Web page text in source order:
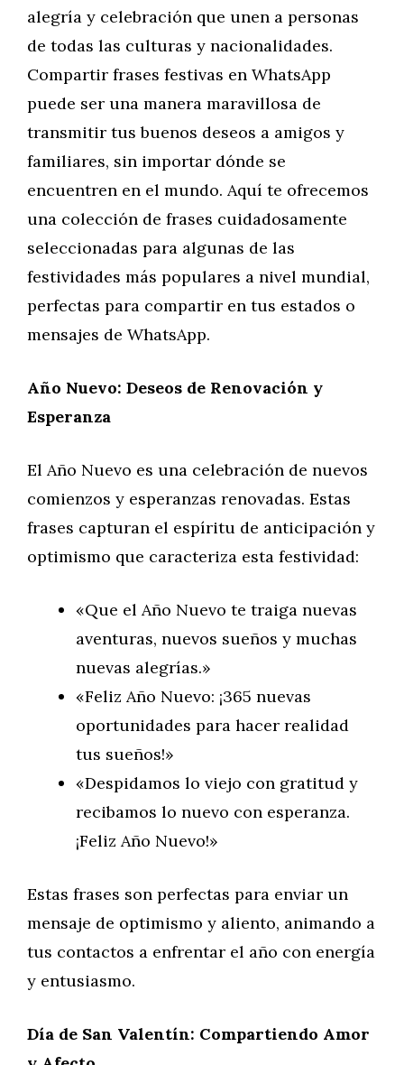
alegría y celebración que unen a personas
de todas las culturas y nacionalidades.
Compartir frases festivas en WhatsApp
puede ser una manera maravillosa de
transmitir tus buenos deseos a amigos y
familiares, sin importar dónde se
encuentren en el mundo. Aquí te ofrecemos
una colección de frases cuidadosamente
seleccionadas para algunas de las
festividades más populares a nivel mundial,
perfectas para compartir en tus estados o
mensajes de WhatsApp.
Año Nuevo: Deseos de Renovación y
Esperanza
El Año Nuevo es una celebración de nuevos
comienzos y esperanzas renovadas. Estas
frases capturan el espíritu de anticipación y
optimismo que caracteriza esta festividad:
«Que el Año Nuevo te traiga nuevas
aventuras, nuevos sueños y muchas
nuevas alegrías.»
«Feliz Año Nuevo: ¡365 nuevas
oportunidades para hacer realidad
tus sueños!»
«Despidamos lo viejo con gratitud y
recibamos lo nuevo con esperanza.
¡Feliz Año Nuevo!»
Estas frases son perfectas para enviar un
mensaje de optimismo y aliento, animando a
tus contactos a enfrentar el año con energía
y entusiasmo.
Día de San Valentín: Compartiendo Amor